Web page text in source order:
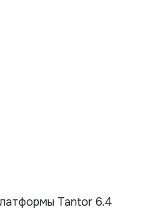
Tantor 6.4